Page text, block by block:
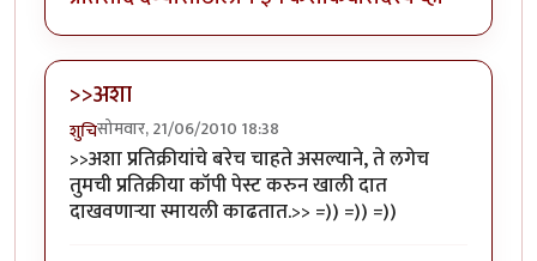
>>अशा
शुचिसोमवार, 21/06/2010 18:38
>>अशा प्रतिक्रीयांचे बरेच चाहते असल्याने, ते लगेच
तुमची प्रतिक्रीया कॉपी पेस्ट करुन खाली दात
दाखवणार्‍या स्मायली काढतात.>> =)) =)) =))